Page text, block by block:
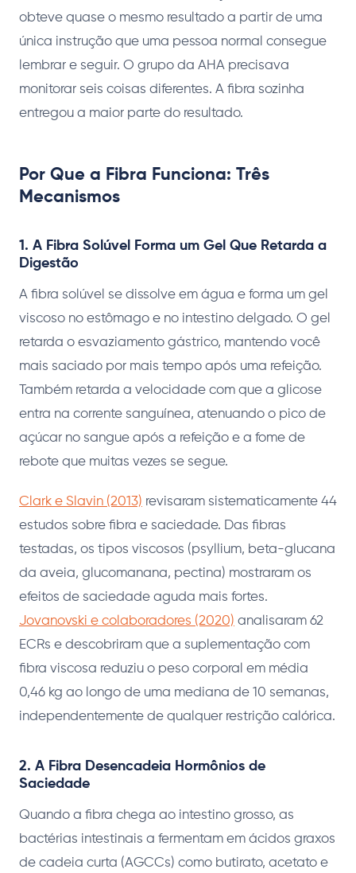
obteve quase o mesmo resultado a partir de uma
única instrução que uma pessoa normal consegue
lembrar e seguir. O grupo da AHA precisava
monitorar seis coisas diferentes. A fibra sozinha
entregou a maior parte do resultado.
Por Que a Fibra Funciona: Três
Mecanismos
1. A Fibra Solúvel Forma um Gel Que Retarda a
Digestão
A fibra solúvel se dissolve em água e forma um gel
viscoso no estômago e no intestino delgado. O gel
retarda o esvaziamento gástrico, mantendo você
mais saciado por mais tempo após uma refeição.
Também retarda a velocidade com que a glicose
entra na corrente sanguínea, atenuando o pico de
açúcar no sangue após a refeição e a fome de
rebote que muitas vezes se segue.
Clark e Slavin (2013) revisaram sistematicamente 44
estudos sobre fibra e saciedade. Das fibras
testadas, os tipos viscosos (psyllium, beta-glucana
da aveia, glucomanana, pectina) mostraram os
efeitos de saciedade aguda mais fortes.
Jovanovski e colaboradores (2020) analisaram 62
ECRs e descobriram que a suplementação com
fibra viscosa reduziu o peso corporal em média
0,46 kg ao longo de uma mediana de 10 semanas,
independentemente de qualquer restrição calórica.
2. A Fibra Desencadeia Hormônios de
Saciedade
Quando a fibra chega ao intestino grosso, as
bactérias intestinais a fermentam em ácidos graxos
de cadeia curta (AGCCs) como butirato, acetato e